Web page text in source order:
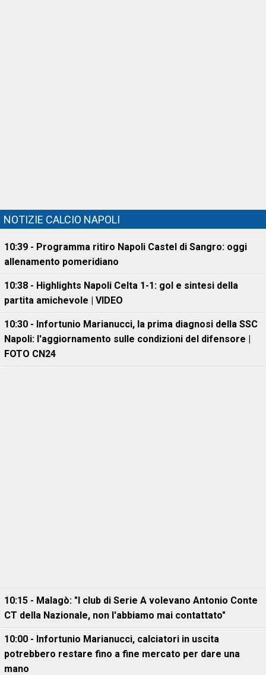
NOTIZIE CALCIO NAPOLI
10:39 - Programma ritiro Napoli Castel di Sangro: oggi
allenamento pomeridiano
10:38 - Highlights Napoli Celta 1-1: gol e sintesi della
partita amichevole | VIDEO
10:30 - Infortunio Marianucci, la prima diagnosi della SSC
Napoli: l'aggiornamento sulle condizioni del difensore |
FOTO CN24
10:15 - Malagò: "I club di Serie A volevano Antonio Conte
CT della Nazionale, non l'abbiamo mai contattato"
10:00 - Infortunio Marianucci, calciatori in uscita
potrebbero restare fino a fine mercato per dare una
mano